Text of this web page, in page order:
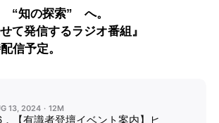
“知の探索” へ。
て発信するラジオ番組』
信予定。